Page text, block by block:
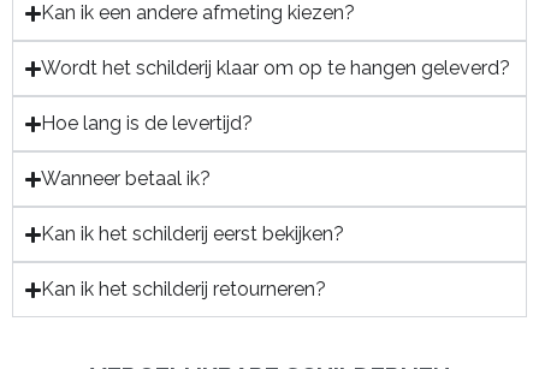
Kan ik een andere afmeting kiezen?
Wordt het schilderij klaar om op te hangen geleverd?
Hoe lang is de levertijd?
Wanneer betaal ik?
Kan ik het schilderij eerst bekijken?
Kan ik het schilderij retourneren?